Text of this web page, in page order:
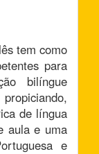
tem como
para
bilíngue
de língua
aula e uma
e